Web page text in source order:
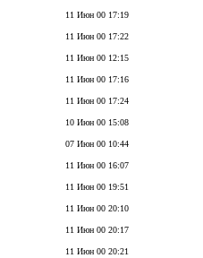
11 Июн 00 17:19
11 Июн 00 17:22
11 Июн 00 12:15
11 Июн 00 17:16
11 Июн 00 17:24
10 Июн 00 15:08
07 Июн 00 10:44
11 Июн 00 16:07
11 Июн 00 19:51
11 Июн 00 20:10
11 Июн 00 20:17
11 Июн 00 20:21